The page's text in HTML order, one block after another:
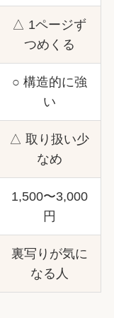
△ 1ページず
つめくる
○ 構造的に強
い
△ 取り扱い少
なめ
1,500〜3,000
円
裏写りが気に
なる人